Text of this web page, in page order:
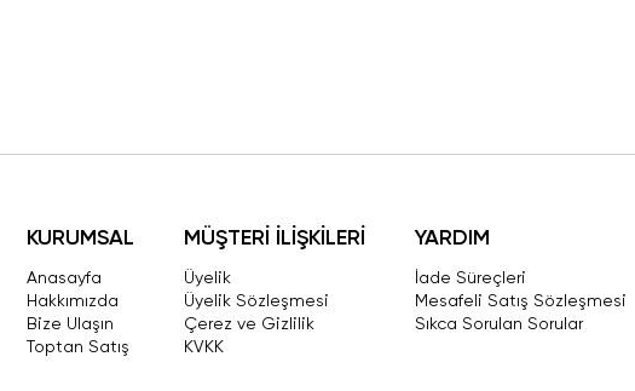
KURUMSAL
Anasayfa
Hakkımızda
Bize Ulaşın
Toptan Satış
MÜŞTERİ İLİŞKİLERİ
Üyelik
Üyelik Sözleşmesi
Çerez ve Gizlilik
KVKK
YARDIM
İade Süreçleri
Mesafeli Satış Sözleşmesi
Sıkca Sorulan Sorular